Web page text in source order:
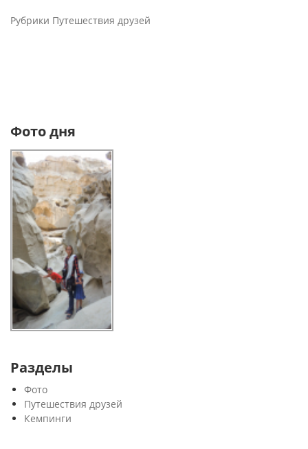
Рубрики Путешествия друзей
Фото дня
Разделы
Фото
Путешествия друзей
Кемпинги